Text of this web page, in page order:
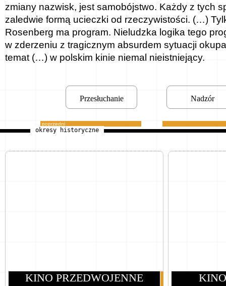
zmiany nazwisk, jest samobójstwo. Każdy z tych
zaledwie formą ucieczki od rzeczywistości. (…)
Rosenberg ma program. Nieludzka logika tego
w zderzeniu z tragicznym absurdem sytuacji
temat (…) w polskim kinie niemal nieistniejący.
poprzedni
Przesłuchanie Nadzór
okresy historyczne
KINO PRZEDWOJENNE